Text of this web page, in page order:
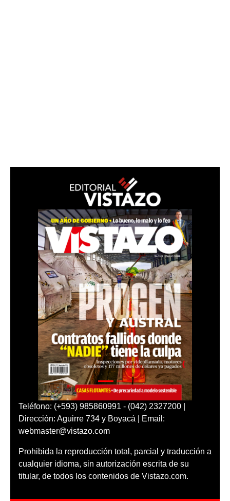
Teléfono: (+593) 985860991 - (042) 2327200 |
Dirección: Aguirre 734 y Boyacá | Email:
webmaster@vistazo.com
Prohibida la reproducción total, parcial y traducción a
cualquier idioma, sin autorización escrita de su
titular, de todos los contenidos de Vistazo.com.